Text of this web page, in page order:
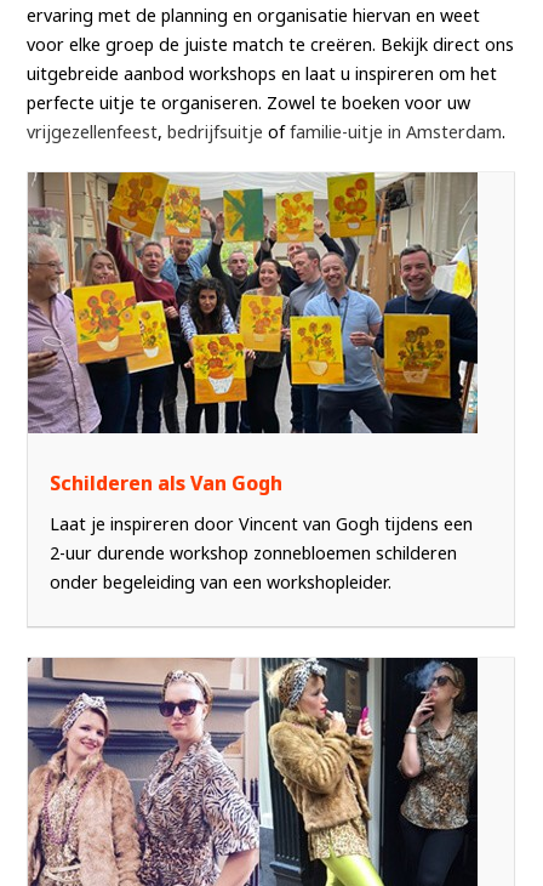
ervaring met de planning en organisatie hiervan en weet
voor elke groep de juiste match te creëren. Bekijk direct ons
uitgebreide aanbod workshops en laat u inspireren om het
perfecte uitje te organiseren. Zowel te boeken voor uw
vrijgezellenfeest,bedrijfsuitje offamilie-uitje in Amsterdam.
Schilderen als Van Gogh
Laat je inspireren door Vincent van Gogh tijdens een
2-uur durende workshop zonnebloemen schilderen
onder begeleiding van een workshopleider.